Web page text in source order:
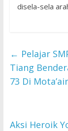
disela-sela
← Pelajar
Tiang
73 Di
Aksi Heroik